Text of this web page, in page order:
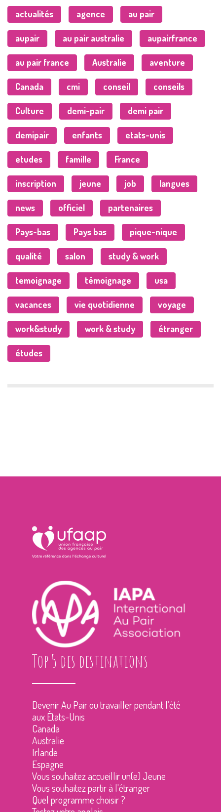
actualités agence au pair
aupair au pair australie aupairfrance
au pair france Australie aventure
Canada cmi conseil conseils
Culture demi-pair demi pair
demipair enfants etats-unis
etudes famille France
inscription jeune job langues
news officiel partenaires
Pays-bas Pays bas pique-nique
qualité salon study & work
temoignage témoignage usa
vacances vie quotidienne voyage
work&study work & study étranger
études
Top 5 des destinations
Devenir Au Pair ou travailler pendant l’été
aux États-Unis
Canada
Australie
Irlande
Espagne
Vous souhaitez accueillir un(e) Jeune
Vous souhaitez partir à l'étranger
Quel programme choisir ?